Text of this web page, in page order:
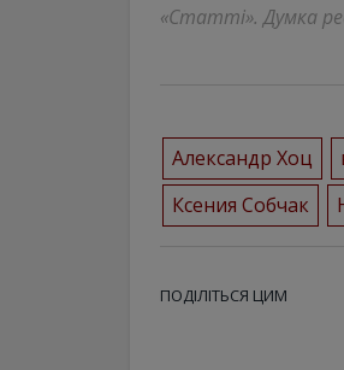
«Статті». Думка
Александр Хоц
Ксения Собчак
ПОДІЛІТЬСЯ ЦИМ